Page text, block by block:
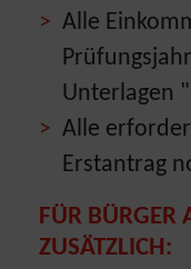
Alle
Unterlagen
Alle
Erstantrag
FÜR BÜRGER
ZUSÄTZLICH: